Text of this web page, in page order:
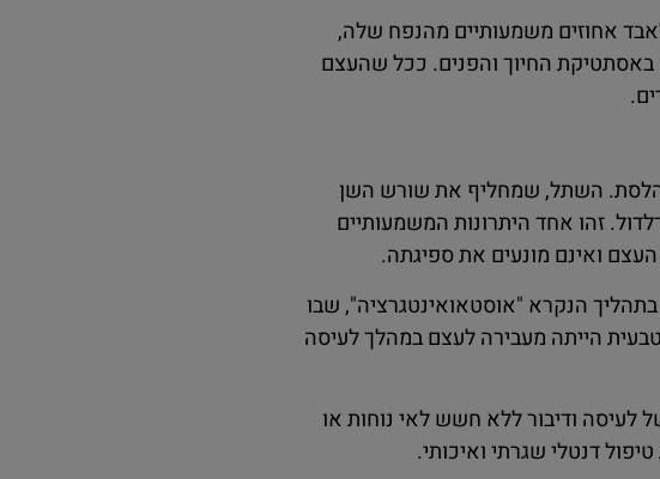
אחוזים משמעותיים מהנפח שלה,
באסתטיקת החיוך והפנים. ככל שהעצם
והלסת. השתל, שמחליף את שורש השן
זהו אחד היתרונות המשמעותיים
ואינם מונעים את ספיגתה.
הנקרא "אוסטאואינטגרציה", שבו
הייתה מעבירה לעצם במהלך לעיסה
ודיבור ללא חשש לאי נוחות או
דנטלי שגרתי ואיכותי.